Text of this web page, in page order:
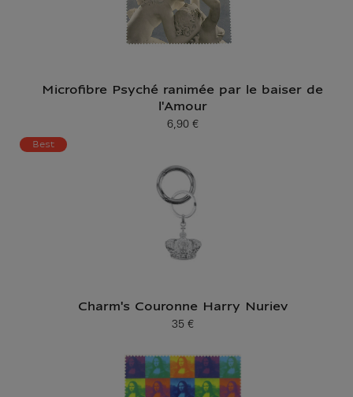
Microfibre Psyché ranimée par le baiser de
l'Amour
Prix ​​actuel
6,90 €
Best
Charm's Couronne Harry Nuriev
Prix ​​actuel
35 €